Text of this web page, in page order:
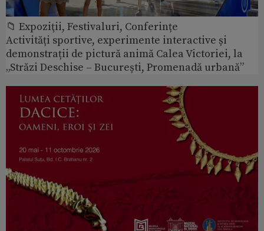
📁 Expoziţii, Festivaluri, Conferințe
Activități sportive, experimente interactive și
demonstrații de pictură animă Calea Victoriei, la
„Străzi Deschise – București, Promenadă urbană”